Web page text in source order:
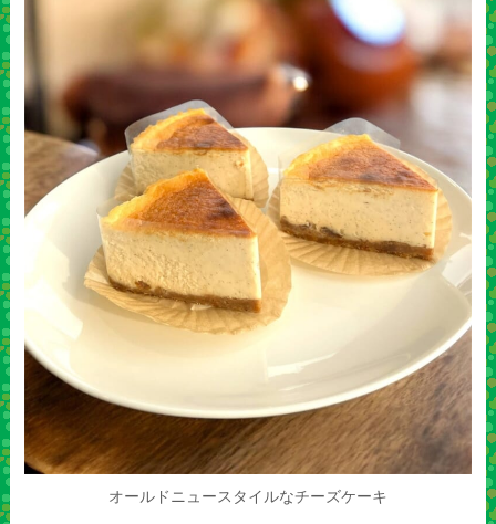
オールドニュースタイルなチーズケーキ